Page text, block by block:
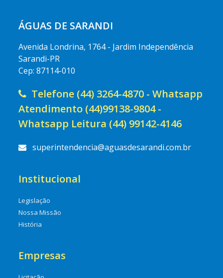
ÁGUAS DE SARANDI
Avenida Londrina, 1764 - Jardim Independência
Sarandi-PR
Cep: 87114-010
Telefone (44) 3264-4870 - Whatsapp
Atendimento (44)99138-9804 -
Whatsapp Leitura (44) 99142-4146
superintendencia@aguasdesarandi.com.br
Institucional
Legislação
Nossa Missão
História
Empresas